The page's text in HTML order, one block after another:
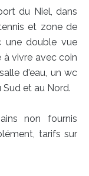
du Niel, dans
et zone de
une double vue
à vivre avec coin
d'eau, un wc
et au Nord.
non fournis
tarifs sur